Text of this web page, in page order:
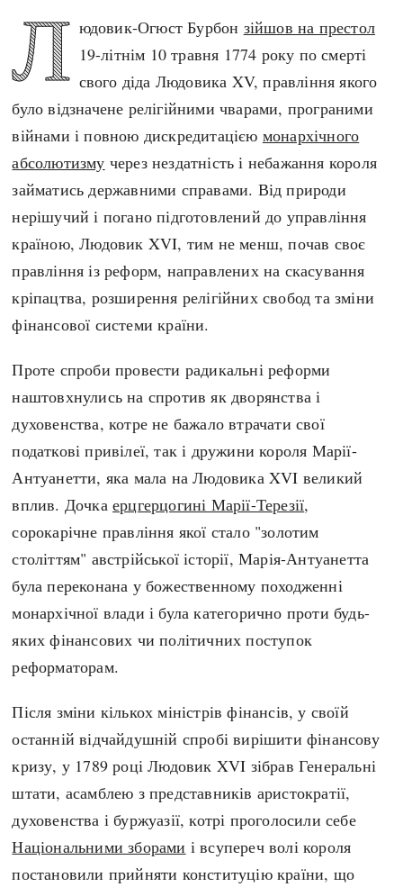
Спорт
Чудеса світу
Регіони
Австралія
А(нта)рктика
Африка
Європа
Новітня історія
Наш час
Нові статті
Популярні статті
Визначальні події
done
Л юдовик-Огюст Бурбон зійшов на престол
19-літнім 10 травня 1774 року по смерті
свого діда Людовика XV, правління якого
було відзначене релігійними чварами, програними
війнами і повною дискредитацією монархічного
абсолютизму через нездатність і небажання короля
займатись державними справами. Від природи
нерішучий і погано підготовлений до управління
країною, Людовик XVI, тим не менш, почав своє
правління із реформ, направлених на скасування
кріпацтва, розширення релігійних свобод та зміни
фінансової системи країни.
Проте спроби провести радикальні реформи
наштовхнулись на спротив як дворянства і
духовенства, котре не бажало втрачати свої
податкові привілеї, так і дружини короля Марії-
Антуанетти, яка мала на Людовика XVI великий
вплив. Дочкаерцгерцогині Марії-Терезії,
сорокарічне правління якої стало "золотим
століттям" австрійської історії, Марія-Антуанетта
була переконана у божественному походженні
монархічної влади і була категорично проти будь-
яких фінансових чи політичних поступок
реформаторам.
Після зміни кількох міністрів фінансів, у своїй
останній відчайдушній спробі вирішити фінансову
кризу, у 1789 році Людовик XVI зібрав Генеральні
штати, асамблею з представників аристократії,
духовенства і буржуазії, котрі проголосили себе
Національними зборами і всупереч волі короля
постановили прийняти конституцію країни, що